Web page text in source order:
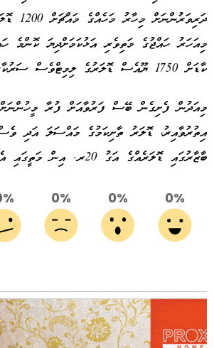
މިއަހަރު ހައްޖުގެ މަތިވެރި އަޅުކަމަށްދިޔަ ކޮންމެ
ކާޑަށް 1750 ޔޫއެސް ޑޮލަރުގެ ލިމިޓްވެސް ސަރުކާރުން ވަނީ ދީފަ އެވެ.
މިއަދުން ފެށިގެން ބޭސް ފަރުވާއަށް ފުރާ
އިތުރުވާއިރު، ޑޮލަރު ތާށިކަމުގެ މައްސަލަ އަދި
ބާޒާރުގައި ޑޮލަރެއްގެ އަގު 20ރ. އިން މަތީގައި އެވެ.
0%
0%
0%